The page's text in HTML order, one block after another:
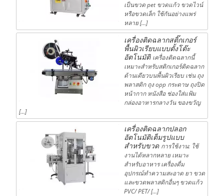
เป็นขวด pet ขวดแก้ว ขวดไวน์
หรือขวดเล็ก ใช้กันอย่างแพร่
หลาย […]
เครื่องติดฉลากสติ๊กเกอร์
พื้นผิวเรียบแบบตั้งโต๊ะ
อัตโนมัติ เครื่องติดฉลากนี้
เหมาะสำหรับสติกเกอร์ติดฉลาก
ด้านเดียวบนพื้นผิวเรียบ เช่น ถุง
พลาสติก ถุง opp กระดาษ ถุงปิด
หน้ากาก หนังสือ ช่องใส่แฟ้ม
กล่องอาหารกลางวัน ของขวัญ
[…]
เครื่องติดฉลากปลอก
อัตโนมัติเต็มรูปแบบ
สำหรับขวด การใช้งาน: ใช้
งานได้หลากหลาย เหมาะ
สำหรับอาหาร เครื่องดื่ม
อุปกรณ์ทำความสะอาด ยา ขวด
และขวดพลาสติกอื่นๆ ขวดแก้ว
PVC/ PET/ […]